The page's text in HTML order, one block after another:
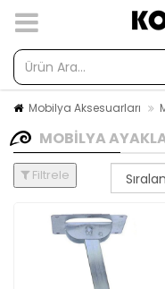
Mobilya Aksesuarları
MOBILYA
Filtrele